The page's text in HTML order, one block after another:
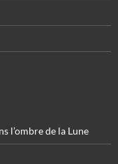
l’ombre de la Lune